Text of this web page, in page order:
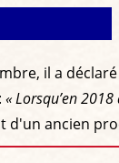
il a
« Lorsqu’en
ancien